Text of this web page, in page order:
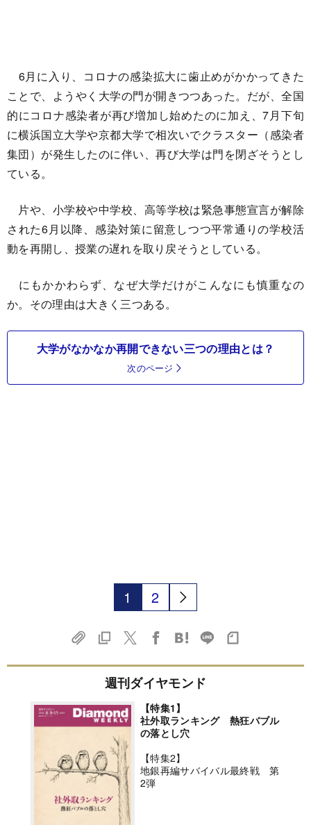
6月に入り、コロナの感染拡大に歯止めがかかってきた
ことで、ようやく大学の門が開きつつあった。だが、全国
的にコロナ感染者が再び増加し始めたのに加え、7月下旬
に横浜国立大学や京都大学で相次いでクラスター（感染者
集団）が発生したのに伴い、再び大学は門を閉ざそうとし
ている。
片や、小学校や中学校、高等学校は緊急事態宣言が解除
された6月以降、感染対策に留意しつつ平常通りの学校活
動を再開し、授業の遅れを取り戻そうとしている。
にもかかわらず、なぜ大学だけがこんなにも慎重なの
か。その理由は大きく三つある。
大学がなかなか再開できない三つの理由とは？
次のページ
1 2
週刊ダイヤモンド
【特集1】
社外取ランキング 熱狂バブル
の落とし穴
【特集2】
地銀再編サバイバル最終戦 第
2弾